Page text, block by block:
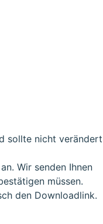
sollte nicht verändert
Wir senden Ihnen
müssen.
den Downloadlink.